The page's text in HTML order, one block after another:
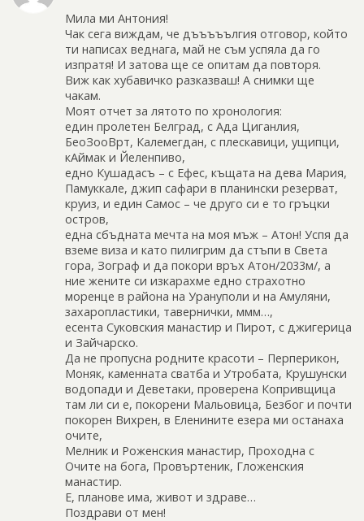
Мила ми Антония!
Чак сега виждам, че дъъъъългия отговор, който
ти написах веднага, май не съм успяла да го
изпратя! И затова ще се опитам да повторя.
Виж как хубавичко разказваш! А снимки ще
чакам.
Моят отчет за лятото по хронология:
един пролетен Белград, с Ада Циганлия,
БеоЗооВрт, Калемегдан, с плескавици, ущипци,
кАймак и Йеленпиво,
едно Кушадасъ – с Ефес, къщата на дева Мария,
Памуккале, джип сафари в планински резерват,
круиз, и един Самос – че друго си е то гръцки
остров,
една сбъдната мечта на моя мъж – Атон! Успя да
вземе виза и като пилигрим да стъпи в Света
гора, Зограф и да покори връх Атон/2033м/, а
ние жените си изкарахме едно страхотно
моренце в района на Урануполи и на Амуляни,
захаропластики, тавернички, ммм…,
есента Суковския манастир и Пирот, с джигерица
и Зайчарско.
Да не пропусна родните красоти – Перперикон,
Моняк, каменната сватба и Утробата, Крушунски
водопади и Деветаки, проверена Копривщица
там ли си е, покорени Мальовица, Безбог и почти
покорен Вихрен, в Еленините езера ми останаха
очите,
Мелник и Роженския манастир, Проходна с
Очите на бога, Провъртеник, Гложенския
манастир.
Е, планове има, живот и здраве…
Поздрави от мен!